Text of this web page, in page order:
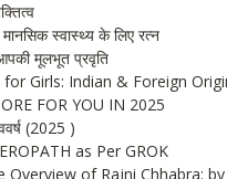
स्वास्थ्य के लिए रत्न
मूलभूत प्रवृति
Girls: Indian & Foreign
FOR YOU IN 2025
(2025 )
as Per GROK
Overview of Rajni Chhabra: by